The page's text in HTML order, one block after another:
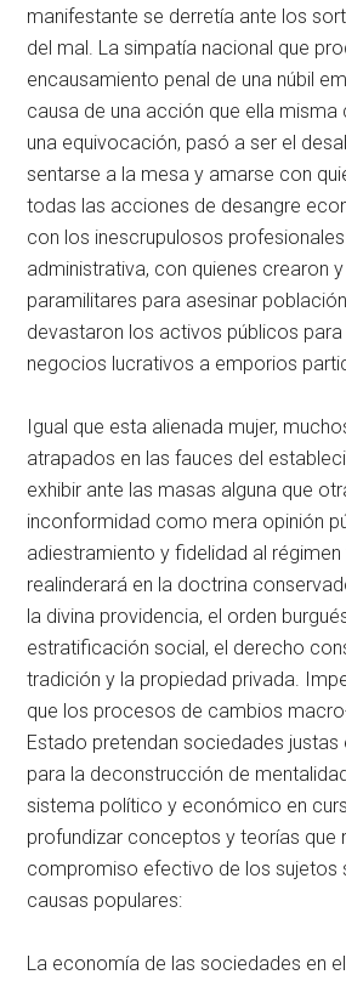
manifestante se derretía ante los
del mal. La simpatía nacional que
encausamiento penal de una núbil
causa de una acción que ella
una equivocación, pasó a ser el
sentarse a la mesa y amarse con
todas las acciones de desangre
con los inescrupulosos
administrativa, con quienes crearon
paramilitares para asesinar
devastaron los activos públicos para
negocios lucrativos a emporios
Igual que esta alienada mujer,
atrapados en las fauces del
exhibir ante las masas alguna que
inconformidad como mera opinión
adiestramiento y fidelidad al
realinderará en la doctrina
la divina providencia, el orden
estratificación social, el derecho
tradición y la propiedad privada.
que los procesos de cambios
Estado pretendan sociedades justas
para la deconstrucción de
sistema político y económico en
profundizar conceptos y teorías que
compromiso efectivo de los sujetos
causas populares:
La economía de las sociedades en